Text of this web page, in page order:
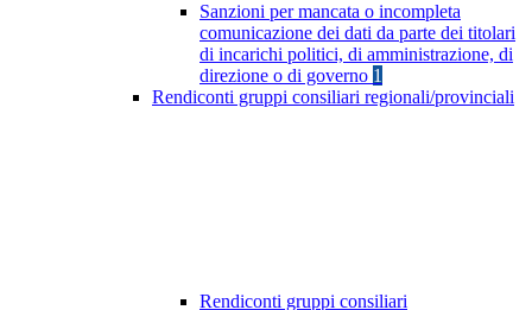
Sanzioni per mancata o incompleta
comunicazione dei dati da parte dei titolari
di incarichi politici, di amministrazione, di
direzione o di governo 1
Rendiconti gruppi consiliari regionali/provinciali
Rendiconti gruppi consiliari